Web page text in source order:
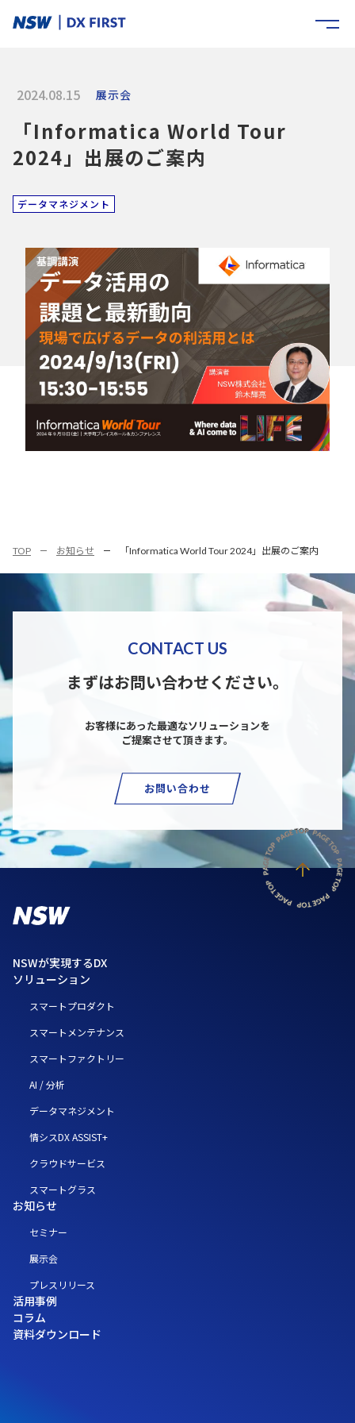
2024.08.15 展示会
「Informatica World Tour
2024」出展のご案内
データマネジメント
TOP お知らせ 「Informatica World Tour 2024」出展のご案内
CONTACT US
まずはお問い合わせください。
お客様にあった最適なソリューションを
ご提案させて頂きます。
お問い合わせ
NSWが実現するDX
ソリューション
スマートプロダクト
スマートメンテナンス
スマートファクトリー
AI / 分析
データマネジメント
情シスDX ASSIST+
クラウドサービス
スマートグラス
お知らせ
セミナー
展示会
プレスリリース
活用事例
コラム
資料ダウンロード